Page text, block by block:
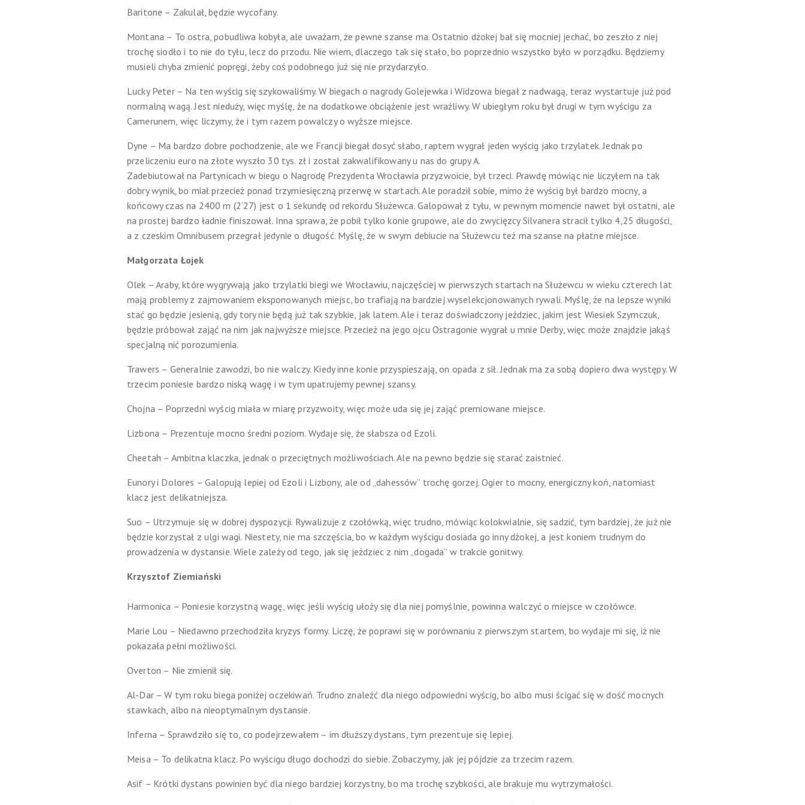
Baritone – Zakulał, będzie wycofany.
Montana – To ostra, pobudliwa kobyła, ale uważam, że pewne szanse ma. Ostatnio dżokej bał się mocniej jechać, bo zeszło z niej
trochę siodło i to nie do tyłu, lecz do przodu. Nie wiem, dlaczego tak się stało, bo poprzednio wszystko było w porządku. Będziemy
musieli chyba zmienić popręgi, żeby coś podobnego już się nie przydarzyło.
Lucky Peter – Na ten wyścig się szykowaliśmy. W biegach o nagrody Golejewka i Widzowa biegał z nadwagą, teraz wystartuje już pod
normalną wagą. Jest nieduży, więc myślę, że na dodatkowe obciążenie jest wrażliwy. W ubiegłym roku był drugi w tym wyścigu za
Camerunem, więc liczymy, że i tym razem powalczy o wyższe miejsce.
Dyne – Ma bardzo dobre pochodzenie, ale we Francji biegał dosyć słabo, raptem wygrał jeden wyścig jako trzylatek. Jednak po
przeliczeniu euro na złote wyszło 30 tys. zł i został zakwalifikowany u nas do grupy A.
Zadebiutował na Partynicach w biegu o Nagrodę Prezydenta Wrocławia przyzwoicie, był trzeci. Prawdę mówiąc nie liczyłem na tak
dobry wynik, bo miał przecież ponad trzymiesięczną przerwę w startach. Ale poradził sobie, mimo że wyścig był bardzo mocny, a
końcowy czas na 2400 m (2’27) jest o 1 sekundę od rekordu Służewca. Galopował z tyłu, w pewnym momencie nawet był ostatni, ale
na prostej bardzo ładnie finiszował. Inna sprawa, że pobił tylko konie grupowe, ale do zwycięzcy Silvanera stracił tylko 4,25 długości,
a z czeskim Omnibusem przegrał jedynie o długość. Myślę, że w swym debiucie na Służewcu też ma szanse na płatne miejsce.
Małgorzata Łojek
Olek – Araby, które wygrywają jako trzylatki biegi we Wrocławiu, najczęściej w pierwszych startach na Służewcu w wieku czterech lat
mają problemy z zajmowaniem eksponowanych miejsc, bo trafiają na bardziej wyselekcjonowanych rywali. Myślę, że na lepsze wyniki
stać go będzie jesienią, gdy tory nie będą już tak szybkie, jak latem. Ale i teraz doświadczony jeździec, jakim jest Wiesiek Szymczuk,
będzie próbował zająć na nim jak najwyższe miejsce. Przecież na jego ojcu Ostragonie wygrał u mnie Derby, więc może znajdzie jakąś
specjalną nić porozumienia.
Trawers – Generalnie zawodzi, bo nie walczy. Kiedy inne konie przyspieszają, on opada z sił. Jednak ma za sobą dopiero dwa występy. W
trzecim poniesie bardzo niską wagę i w tym upatrujemy pewnej szansy.
Chojna – Poprzedni wyścig miała w miarę przyzwoity, więc może uda się jej zająć premiowane miejsce.
Lizbona – Prezentuje mocno średni poziom. Wydaje się, że słabsza od Ezoli.
Cheetah – Ambitna klaczka, jednak o przeciętnych możliwościach. Ale na pewno będzie się starać zaistnieć.
Eunory i Dolores – Galopują lepiej od Ezoli i Lizbony, ale od „dahessów” trochę gorzej. Ogier to mocny, energiczny koń, natomiast
klacz jest delikatniejsza.
Suo – Utrzymuje się w dobrej dyspozycji. Rywalizuje z czołówką, więc trudno, mówiąc kolokwialnie, się sadzić, tym bardziej, że już nie
będzie korzystał z ulgi wagi. Niestety, nie ma szczęścia, bo w każdym wyścigu dosiada go inny dżokej, a jest koniem trudnym do
prowadzenia w dystansie. Wiele zależy od tego, jak się jeździec z nim „dogada” w trakcie gonitwy.
Krzysztof Ziemiański
Harmonica – Poniesie korzystną wagę, więc jeśli wyścig ułoży się dla niej pomyślnie, powinna walczyć o miejsce w czołówce.
Marie Lou – Niedawno przechodziła kryzys formy. Liczę, że poprawi się w porównaniu z pierwszym startem, bo wydaje mi się, iż nie
pokazała pełni możliwości.
Overton – Nie zmienił się.
Al-Dar – W tym roku biega poniżej oczekiwań. Trudno znaleźć dla niego odpowiedni wyścig, bo albo musi ścigać się w dość mocnych
stawkach, albo na nieoptymalnym dystansie.
Inferna – Sprawdziło się to, co podejrzewałem – im dłuższy dystans, tym prezentuje się lepiej.
Meisa – To delikatna klacz. Po wyścigu długo dochodzi do siebie. Zobaczymy, jak jej pójdzie za trzecim razem.
Asif – Krótki dystans powinien być dla niego bardziej korzystny, bo ma trochę szybkości, ale brakuje mu wytrzymałości.